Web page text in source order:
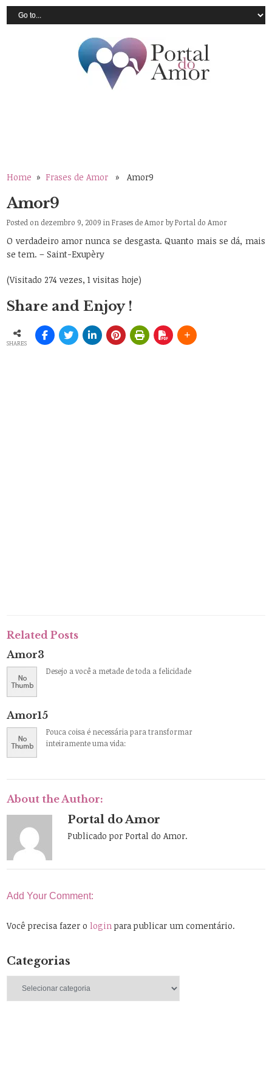
Home » Frases de Amor » Amor9
Amor9
Posted on dezembro 9, 2009 inFrases de AmorbyPortal do Amor
O verdadeiro amor nunca se desgasta. Quanto mais se dá, mais
se tem. – Saint-Exupèry
(Visitado 274 vezes, 1 visitas hoje)
Share and Enjoy !
SHARES
Related Posts
Amor3
Desejo a você a metade de toda a felicidade
Amor15
Pouca coisa é necessária para transformar
inteiramente uma vida:
About the Author:
Portal do Amor
Publicado por Portal do Amor.
Add Your Comment:
Você precisa fazer ologin para publicar um comentário.
Categorias